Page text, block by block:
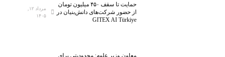
حمایت تا سقف ۴۵۰ میلیون تومان
از حضور شرکت‌های دانش‌بنیان در
GITEX AI Türkiye
۱۴۰۵
معاون وزیر علوم: محدودیتی برای